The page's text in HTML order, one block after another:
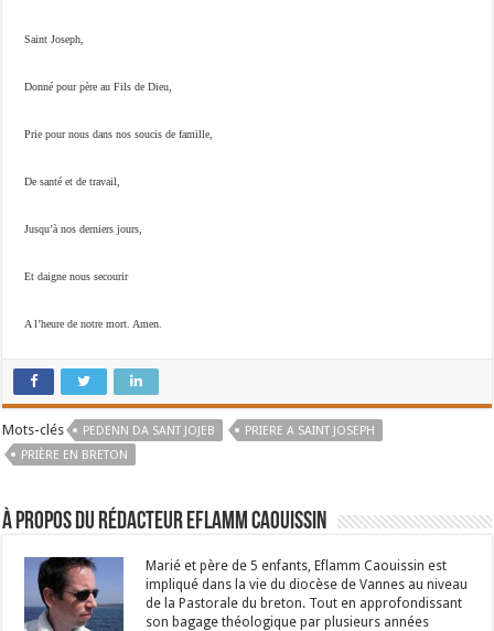
Saint Joseph,
Donné pour père au Fils de Dieu,
Prie pour nous dans nos soucis de famille,
De santé et de travail,
Jusqu’à nos derniers jours,
Et daigne nous secourir
A l’heure de notre mort. Amen.
Mots-clés PEDENN DA SANT JOJEB
PRIERE A SAINT JOSEPH
PRIÈRE EN BRETON
À propos du rédacteur Eflamm Caouissin
Marié et père de 5 enfants, Eflamm Caouissin est
impliqué dans la vie du diocèse de Vannes au niveau
de la Pastorale du breton. Tout en approfondissant
son bagage théologique par plusieurs années